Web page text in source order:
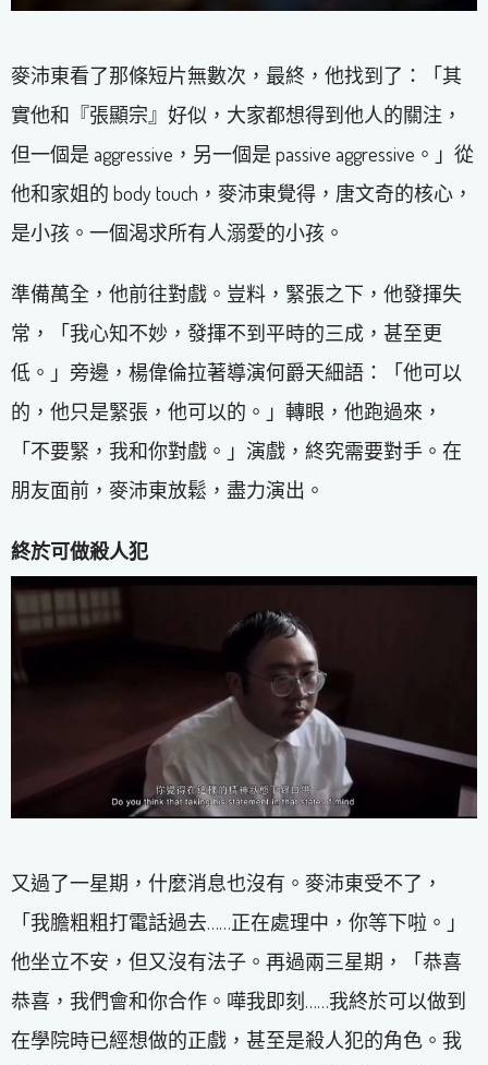
麥沛東看了那條短片無數次，最終，他找到了：「其
實他和『張顯宗』好似，大家都想得到他人的關注，
但一個是 aggressive，另一個是 passive aggressive。」從
他和家姐的 body touch，麥沛東覺得，唐文奇的核心，
是小孩。一個渴求所有人溺愛的小孩。
準備萬全，他前往對戲。豈料，緊張之下，他發揮失
常，「我心知不妙，發揮不到平時的三成，甚至更
低。」旁邊，楊偉倫拉著導演何爵天細語：「他可以
的，他只是緊張，他可以的。」轉眼，他跑過來，
「不要緊，我和你對戲。」演戲，終究需要對手。在
朋友面前，麥沛東放鬆，盡力演出。
終於可做殺人犯
又過了一星期，什麼消息也沒有。麥沛東受不了，
「我膽粗粗打電話過去……正在處理中，你等下啦。」
他坐立不安，但又沒有法子。再過兩三星期，「恭喜
恭喜，我們會和你合作。嘩我即刻……我終於可以做到
在學院時已經想做的正戲，甚至是殺人犯的角色。我